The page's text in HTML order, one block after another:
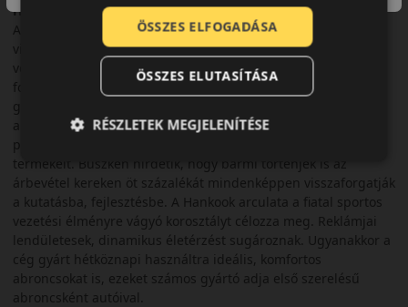
Hankook
A Hankook a hetedik legnagyobb gumiabroncs gyártó a
világon. A céget 1948-ban alapították Szöulban, és 1968-ban
vette fel a Hankook Tire nevet. A cég üzleti filozófiája, hogy
folyamatos innovációval szeretne piacvezetővé válni a
gumiabroncs gyártók sorában. Fenntartani és tovább növelni
a Hankook abroncsok jó minőségét és szervizhálózata és
partnerei révén minél több felhasználóhoz eljuttatni
termékeit. Büszkén hirdetik, hogy bármi történjék is az
árbevétel kereken öt százalékát mindenképpen visszaforgatják
a kutatásba, fejlesztésbe. A Hankook arculata a fiatal sportos
vezetési élményre vágyó korosztályt célozza meg. Reklámjai
lendületesek, dinamikus életérzést sugároznak. Ugyanakkor a
cég gyárt hétköznapi használtra ideális, komfortos
abroncsokat is, ezeket számos gyártó adja első szerelésű
abroncsként autóival.
ÖSSZES ELFOGADÁSA
ÖSSZES ELUTASÍTÁSA
RÉSZLETEK MEGJELENÍTÉSE